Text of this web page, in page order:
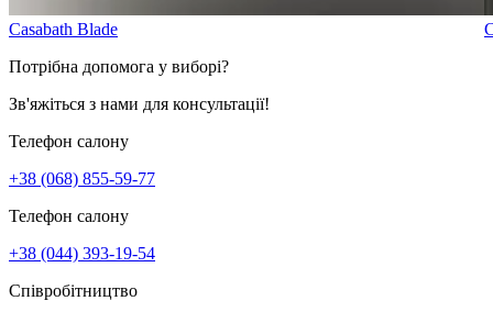
Сasabath Blade
Потрібна допомога у виборі?
Зв'яжіться з нами для консультації!
Телефон салону
+38 (068) 855-59-77
Телефон салону
+38 (044) 393-19-54
Співробітництво